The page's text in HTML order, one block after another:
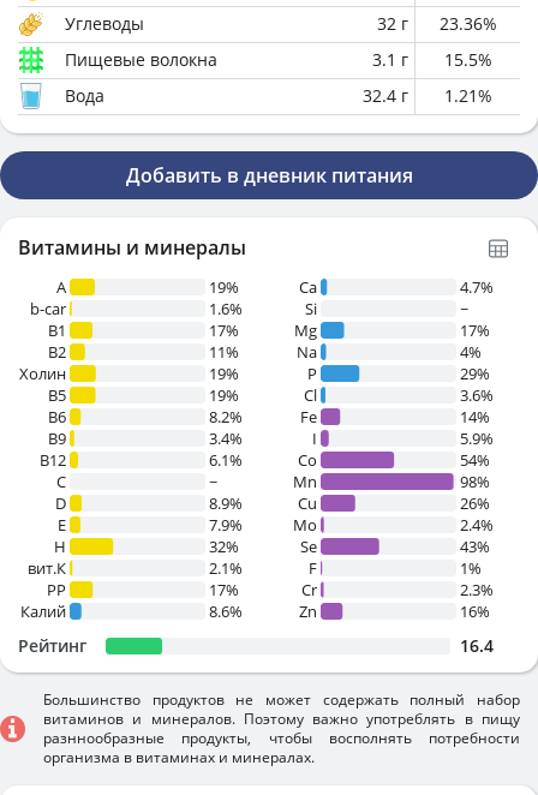
Углеводы
32 г 23.36%
Пищевые волокна
3.1 г 15.5%
Вода
32.4 г 1.21%
Добавить в дневник питания
Витамины и минералы
A
19%
b-car
1.6%
В1
17%
B2
11%
Холин
19%
B5
19%
B6
8.2%
B9
3.4%
B12
6.1%
C
~
D
8.9%
E
7.9%
H
32%
вит.К
2.1%
PP
17%
Калий
8.6%
Ca
4.7%
Si
~
Mg
17%
Na
4%
P
29%
Cl
3.6%
Fe
14%
I
5.9%
Co
54%
Mn
98%
Cu
26%
Mo
2.4%
Se
43%
F
1%
Cr
2.3%
Zn
16%
Рейтинг 16.4
Большинство продуктов не может содержать полный набор
витаминов и минералов. Поэтому важно употреблять в пищу
разннообразные продукты, чтобы восполнять потребности
организма в витаминах и минералах.